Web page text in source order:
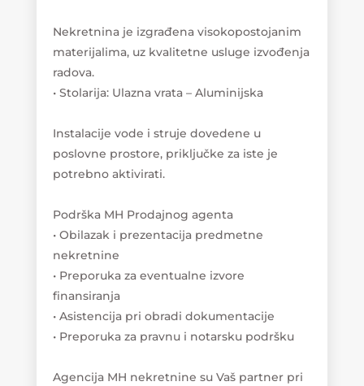
Nekretnina je izgrađena visokopostojanim
materijalima, uz kvalitetne usluge izvođenja
radova.
• Stolarija: Ulazna vrata – Aluminijska
Instalacije vode i struje dovedene u
poslovne prostore, priključke za iste je
potrebno aktivirati.
Podrška MH Prodajnog agenta
• Obilazak i prezentacija predmetne
nekretnine
• Preporuka za eventualne izvore
finansiranja
• Asistencija pri obradi dokumentacije
• Preporuka za pravnu i notarsku podršku
Agencija MH nekretnine su Vaš partner pri